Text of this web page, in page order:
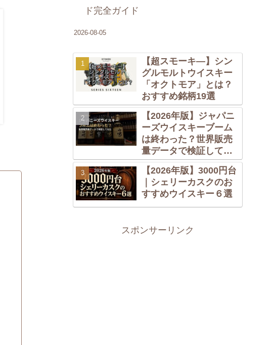
ド完全ガイド
2026-08-05
【超スモーキ―】シン
グルモルトウイスキー
「オクトモア」とは？
おすすめ銘柄19選
【2026年版】ジャパニ
ーズウイスキーブーム
は終わった？世界販売
量データで検証してみ
た
【2026年版】3000円台
｜シェリーカスクのお
すすめウイスキー６選
スポンサーリンク